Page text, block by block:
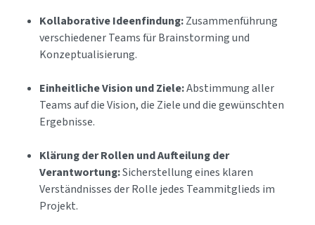
Kollaborative Ideenfindung:Zusammenführung
verschiedener Teams für Brainstorming und
Konzeptualisierung.
Einheitliche Vision und Ziele:Abstimmung aller
Teams auf die Vision, die Ziele und die gewünschten
Ergebnisse.
Klärung der Rollen und Aufteilung der
Verantwortung:Sicherstellung eines klaren
Verständnisses der Rolle jedes Teammitglieds im
Projekt.